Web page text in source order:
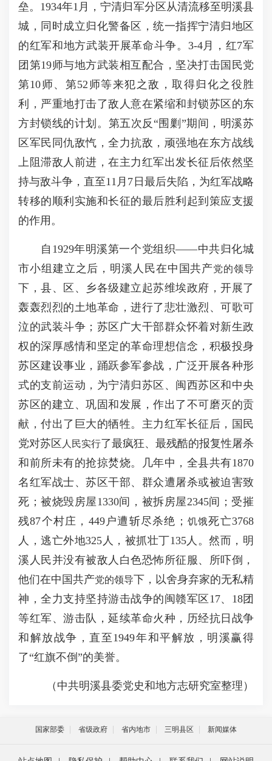
垒。1934年1月，宁清归军分区从清流移至明溪县
城，同时成立归化警备区，统一指挥宁清归地区
的红军和地方武装开展革命斗争。3-4月，红7军
团第19师与地方武装相互配合，坚决打击国民党
第10师、第52师等来犯之敌，取得归化之役胜
利，严重地打击了敌人意在紧缩和封锁苏区的东
方封锁线的计划。第五次反“围剿”期间，明溪苏
区军民同仇敌忾，全力抗敌，顽强地在东方战线
上阻滞敌人前进，在主力红军出发长征后依然坚
持与敌斗争，直至11月7日最后失陷，为红军战略
转移的顺利实施和长征的最后胜利起到策应支援
的作用。
自1929年明溪第一个党组织——中共归化城
市小组建立之后，明溪人民在中国共产党的领导
下，县、区、乡各级建立起苏维埃政府，开展了
轰轰烈烈的土地革命，进行了悲壮激烈、可歌可
泣的武装斗争；苏区广大干部群众怀着对新生政
权的深厚感情和坚定的革命理想信念，积极投身
苏区建设事业，踊跃参军参战，广泛开展各种形
式的支前运动，为宁清归苏区、闽西苏区和中央
苏区的建立、巩固和发展，作出了不可磨灭的贡
献，付出了巨大的牺牲。主力红军长征后，国民
党对苏区 人民实行了最疯狂、最残酷的报复性屠杀
和前所未有的抢掠焚烧。几年中，全县共有1870
名红军战士、苏区干部、群众遭屠杀或被迫害致
死；被烧毁房屋1330间，被拆房屋2345间；受摧
残87个村庄，449户遭斩尽杀绝； 饥饿死亡3768
人，逃亡外地325人，被抓壮丁135人。然而，明
溪人民并没有被敌人白色恐怖所征服、所吓倒，
他们在中国共产党的领导下，以舍身弃家的无私精
神，全力支持坚持游击战争的闽赣军区17、18团
等红军、游击队，延续革命火种，历经抗日战争
和解放战争，直至1949年和平解放，明溪赢得
了“红旗不倒”的美誉。
（中共明溪县委党史和地方志研究室整理）
国家部委 省级政府 省内地市 三明县区 新闻媒体